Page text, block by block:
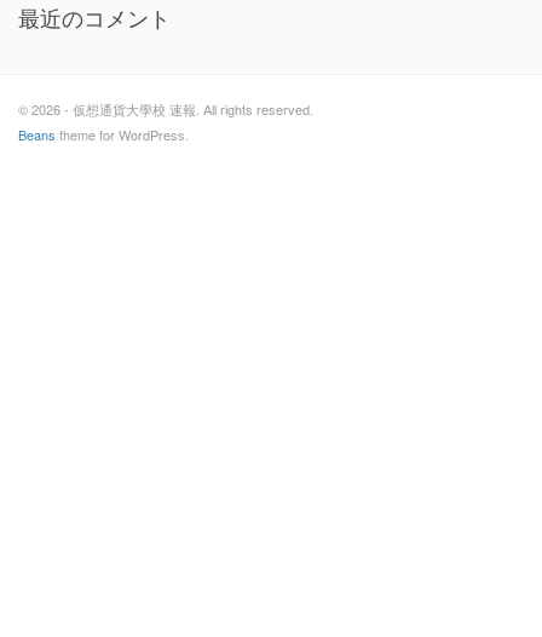
最近のコメント
© 2026 - 仮想通貨大學校 速報. All rights reserved.
Beans theme for WordPress.